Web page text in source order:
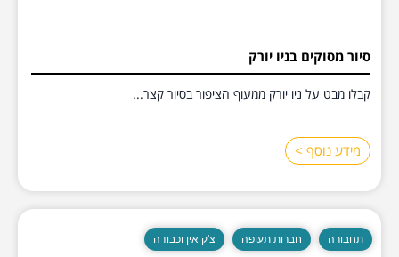
סיור מסוקים בניו יורק
קבלו מבט על ניו יורק ממעוף הציפור בסיור קצר...
מידע נוסף >
תחבורה חברות תעופה צ'ק אין וכבודה